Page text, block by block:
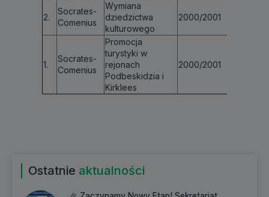
2.
Socrates-
Comenius
Wymiana
dziedzictwa
kulturowego
2000/2001
1.
Socrates-
Comenius
Promocja
turystyki w
rejonach
Podbeskidzia i
Kirklees
2000/2001
Ostatnie aktualności